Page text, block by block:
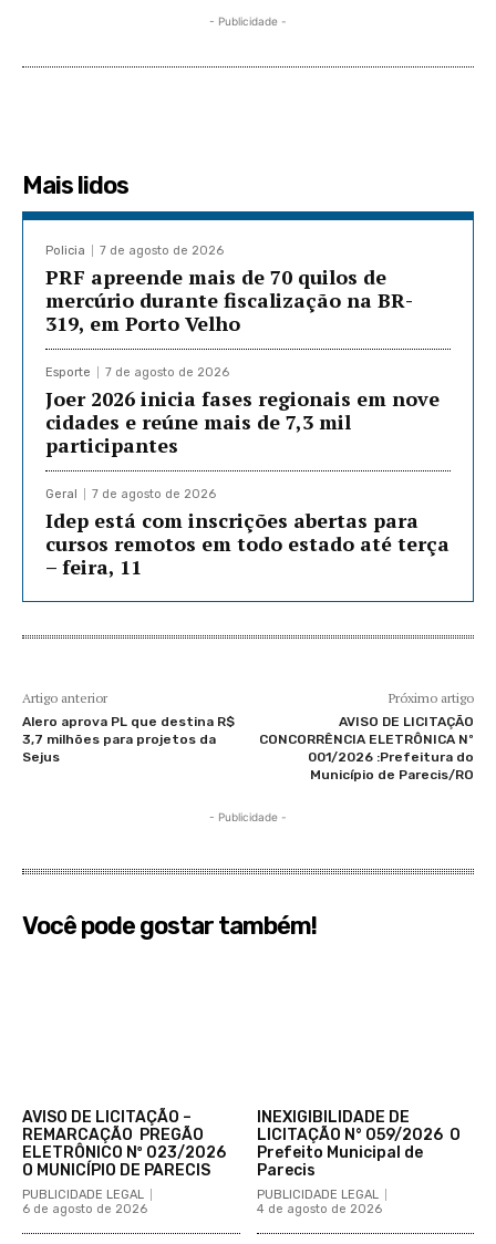
- Publicidade -
Mais lidos
Policia 7 de agosto de 2026
PRF apreende mais de 70 quilos de
mercúrio durante fiscalização na BR-
319, em Porto Velho
Esporte 7 de agosto de 2026
Joer 2026 inicia fases regionais em nove
cidades e reúne mais de 7,3 mil
participantes
Geral 7 de agosto de 2026
Idep está com inscrições abertas para
cursos remotos em todo estado até terça
– feira, 11
Artigo anterior
Alero aprova PL que destina R$
3,7 milhões para projetos da
Sejus
Próximo artigo
AVISO DE LICITAÇÃO
CONCORRÊNCIA ELETRÔNICA Nº
001/2026 :Prefeitura do
Município de Parecis/RO
- Publicidade -
Você pode gostar também!
AVISO DE LICITAÇÃO –
REMARCAÇÃO PREGÃO
ELETRÔNICO Nº 023/2026
O MUNICÍPIO DE PARECIS
PUBLICIDADE LEGAL
6 de agosto de 2026
INEXIGIBILIDADE DE
LICITAÇÃO N° 059/2026 O
Prefeito Municipal de
Parecis
PUBLICIDADE LEGAL
4 de agosto de 2026